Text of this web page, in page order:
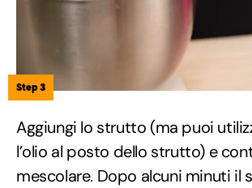
Step 3
Aggiungi lo strutto (ma puoi
l’olio al posto dello strutto) e
mescolare. Dopo alcuni minuti il